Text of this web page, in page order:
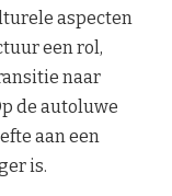
aspecten
een rol,
naar
de autoluwe
aan een
is.